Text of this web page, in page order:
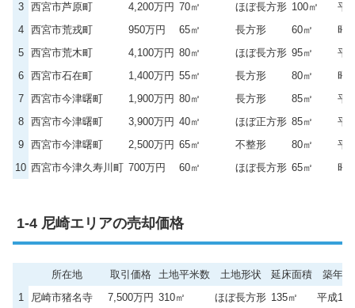
3
西宮市芦原町 4,200万円 70㎡ ほぼ長方形 100㎡
平
4
西宮市荒戎町 950万円 65㎡ 長方形 60㎡
昭
5
西宮市荒木町 4,100万円 80㎡ ほぼ長方形 95㎡
平
6
西宮市石在町 1,400万円 55㎡ 長方形 80㎡
昭
7
西宮市今津曙町 1,900万円 80㎡ 長方形 85㎡
平
8
西宮市今津曙町 3,900万円 40㎡ ほぼ正方形 85㎡
平
9
西宮市今津曙町 2,500万円 65㎡ 不整形 80㎡
平
10 西宮市今津久寿川町 700万円 60㎡ ほぼ長方形 65㎡ 昭
尼崎エリアの売却価格
所在地 取引価格 土地平米数 土地形状 延床面積
築年数
1
尼崎市猪名寺 7,500万円 310㎡ ほぼ長方形 135㎡
平成16